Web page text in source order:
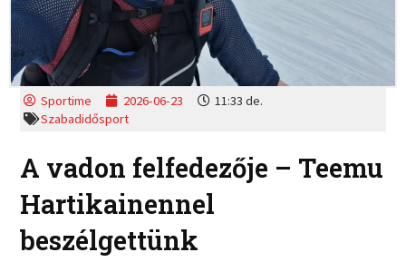
Sportime 2026-06-23
11:33 de.
Szabadidősport
A vadon felfedezője – Teemu
Hartikainennel
beszélgettünk